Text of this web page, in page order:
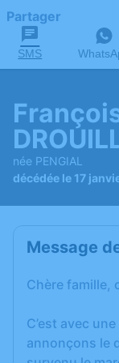
Partager
SMS
née PENGIAL
décédée le 17
Message
Chère famille,
C’est avec
annonçons le